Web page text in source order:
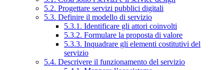
5.2. Progettare servizi pubblici digitali
5.3. Definire il modello di servizio
5.3.1. Identificare gli attori coinvolti
5.3.2. Formulare la proposta di valore
5.3.3. Inquadrare gli elementi costitutivi del
servizio
5.4. Descrivere il funzionamento del servizio